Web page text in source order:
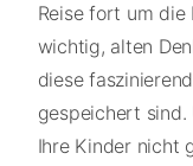
Reise fort um die
wichtig, alten
diese
gespeichert
Ihre Kinder nicht